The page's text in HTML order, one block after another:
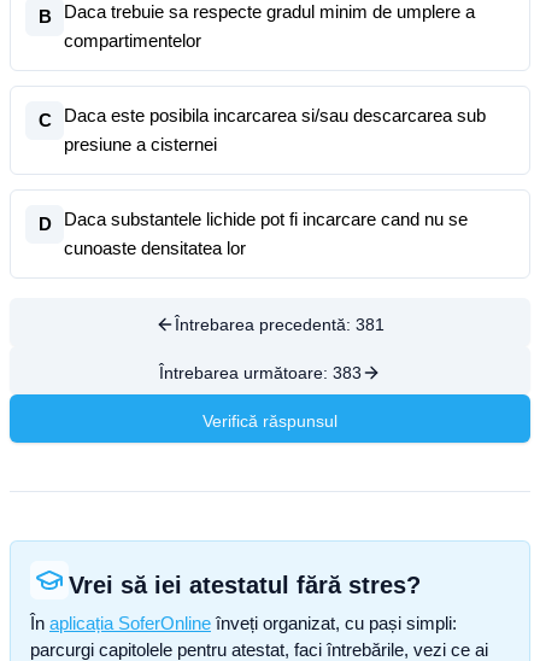
B
Daca trebuie sa respecte gradul minim de umplere a
compartimentelor
C
Daca este posibila incarcarea si/sau descarcarea sub
presiune a cisternei
D
Daca substantele lichide pot fi incarcare cand nu se
cunoaste densitatea lor
Întrebarea precedentă: 381
Întrebarea următoare: 383
Verifică răspunsul
Vrei să iei atestatul fără stres?
În aplicația SoferOnline înveți organizat, cu pași simpli:
parcurgi capitolele pentru atestat, faci întrebările, vezi ce ai